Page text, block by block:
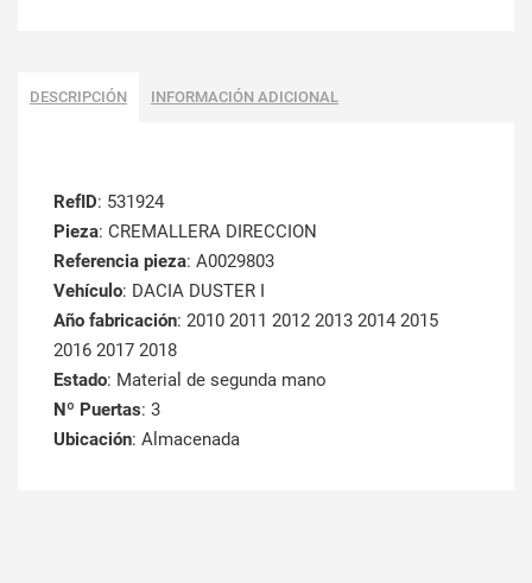
DESCRIPCIÓN INFORMACIÓN ADICIONAL
RefID: 531924
Pieza: CREMALLERA DIRECCION
Referencia pieza: A0029803
Vehículo: DACIA DUSTER I
Año fabricación: 2010 2011 2012 2013 2014 2015
2016 2017 2018
Estado: Material de segunda mano
Nº Puertas: 3
Ubicación: Almacenada